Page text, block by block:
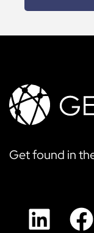
Get found in